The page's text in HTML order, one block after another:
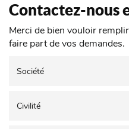
Contactez-nous
Merci de bien vouloir
faire part de vos demandes.